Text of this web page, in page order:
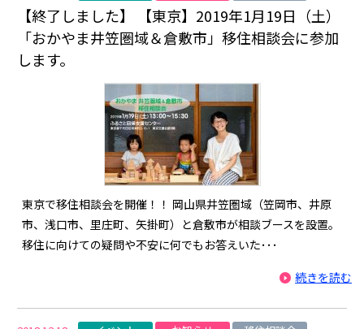
【終了しました】 【東京】2019年1月19日（土）
「おかやま井笠圏域＆倉敷市」移住相談会に参加
します。
東京で移住相談会を開催！！ 岡山県井笠圏域（笠岡市、井原
市、浅口市、里庄町、矢掛町）と倉敷市が相談ブースを設置。
移住に向けての疑問や不安に何でもお答えいた･･･
続きを読む